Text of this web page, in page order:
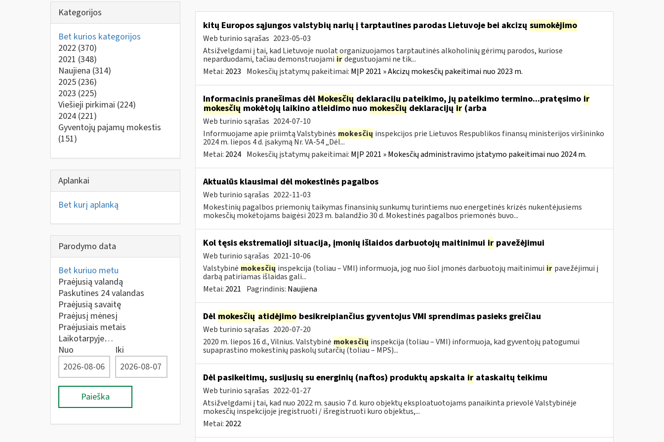
Kategorijos
Bet kurios kategorijos
2022 (370)
2021 (348)
Naujiena (314)
2025 (236)
2023 (225)
Viešieji pirkimai (224)
2024 (221)
Gyventojų pajamų mokestis
(151)
Aplankai
Bet kurį aplanką
Parodymo data
Bet kuriuo metu
Praėjusią valandą
Paskutines 24 valandas
Praėjusią savaitę
Praėjusį mėnesį
Praėjusiais metais
Laikotarpyje…
Nuo
Iki
Paieška
kitų Europos sąjungos valstybių narių į tarptautines parodas Lietuvoje bei akcizų sumokėjimo
Web turinio sąrašas 2023-05-03
Atsižvelgdami į tai, kad Lietuvoje nuolat organizuojamos tarptautinės alkoholinių gėrimų parodos, kuriose
neparduodami, tačiau demonstruojami ir degustuojami ne tik...
Metai: 2023 Mokesčių įstatymų pakeitimai: MĮP 2021 » Akcizų mokesčių pakeitimai nuo 2023 m.
Informacinis pranešimas dėl Mokesčių deklaracijų pateikimo, jų pateikimo termino...pratęsimo ir
mokesčių mokėtojų laikino atleidimo nuo mokesčių deklaracijų ir(arba
Web turinio sąrašas 2024-07-10
Informuojame apie priimtą Valstybinės mokesčių inspekcijos prie Lietuvos Respublikos finansų ministerijos viršininko
2024 m. liepos 4 d. įsakymą Nr. VA-54 „Dėl...
Metai: 2024 Mokesčių įstatymų pakeitimai: MĮP 2021 » Mokesčių administravimo įstatymo pakeitimai nuo 2024 m.
Aktualūs klausimai dėl mokestinės pagalbos
Web turinio sąrašas 2022-11-03
Mokestinių pagalbos priemonių taikymas finansinių sunkumų turintiems nuo energetinės krizės nukentėjusiems
mokesčių mokėtojams baigėsi 2023 m. balandžio 30 d. Mokestinės pagalbos priemonės buvo...
Kol tęsis ekstremalioji situacija, įmonių išlaidos darbuotojų maitinimui irpavežėjimui
Web turinio sąrašas 2021-10-06
Valstybinė mokesčių inspekcija (toliau – VMI) informuoja, jog nuo šiol įmonės darbuotojų maitinimui ir pavežėjimui į
darbą patiriamas išlaidas gali...
Metai: 2021 Pagrindinis: Naujiena
Dėl mokesčių atidėjimo besikreipiančius gyventojus VMI sprendimas pasieks greičiau
Web turinio sąrašas 2020-07-20
2020 m. liepos 16 d., Vilnius. Valstybinė mokesčių inspekcija (toliau – VMI) informuoja, kad gyventojų patogumui
supaprastino mokestinių paskolų sutarčių (toliau – MPS)...
Dėl pasikeitimų, susijusių su energinių (naftos) produktų apskaita irataskaitų teikimu
Web turinio sąrašas 2022-01-27
Atsižvelgdami į tai, kad nuo 2022 m. sausio 7 d. kuro objektų eksploatuotojams panaikinta prievolė Valstybinėje
mokesčių inspekcijoje įregistruoti / išregistruoti kuro objektus,...
Metai: 2022